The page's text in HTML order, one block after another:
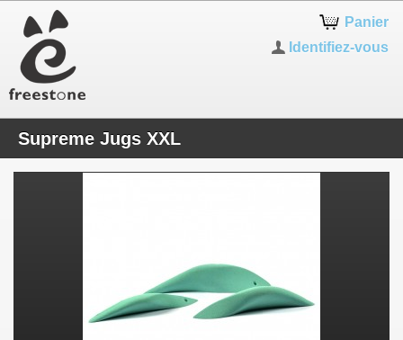
Panier
Identifiez-vous
Supreme Jugs XXL